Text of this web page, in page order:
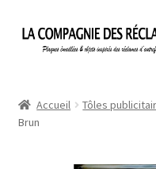
Aller
Aller
À propos de La
Accueil Tôles
Brun